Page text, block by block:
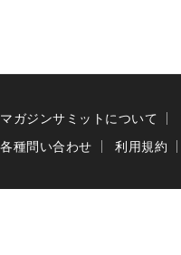
マガジンサミットについて
各種問い合わせ
利用規約